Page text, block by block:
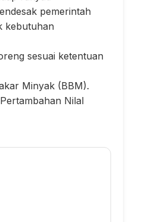
pemerintah
kebutuhan
sesuai ketentuan
Minyak (BBM).
Nilal